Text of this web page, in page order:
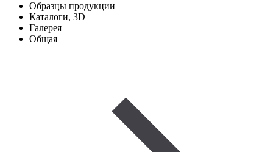
Образцы продукции
Каталоги, 3D
Галерея
Общая